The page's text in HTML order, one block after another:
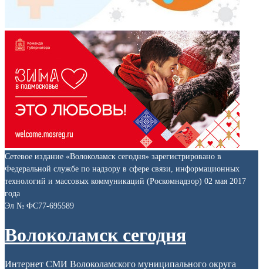
Сетевое издание «Волоколамск сегодня» зарегистрировано в
Федеральной службе по надзору в сфере связи, информационных
технологий и массовых коммуникаций (Роскомнадзор) 02 мая 2017
года
Эл № ФС77-695589
Волоколамск сегодня
Интернет СМИ Волоколамского муниципального округа